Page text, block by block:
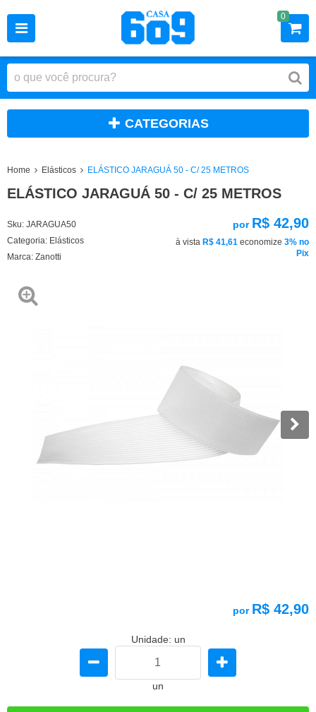
0
CATEGORIAS
Home Elásticos ELÁSTICO JARAGUÁ 50 - C/ 25 METROS
ELÁSTICO JARAGUÁ 50 - C/ 25 METROS
Sku: JARAGUA50
Categoria: Elásticos
Marca: Zanotti
por R$ 42,90
à vista R$ 41,61 economize 3% no
Pix
por R$ 42,90
Unidade: un
un